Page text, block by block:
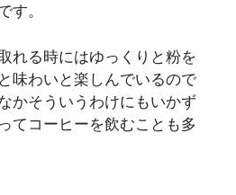
す。
れる時にはゆっくりと粉を
味わいと楽しんでいるので
かそういうわけにもいかず
てコーヒーを飲むことも多